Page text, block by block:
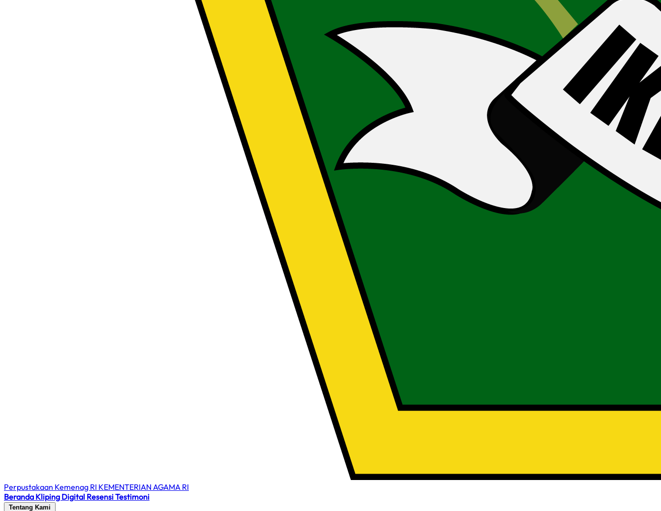
Perpustakaan Kemenag RI KEMENTERIAN AGAMA RI
Beranda Kliping Digital ResensiTestimoni
Tentang Kami